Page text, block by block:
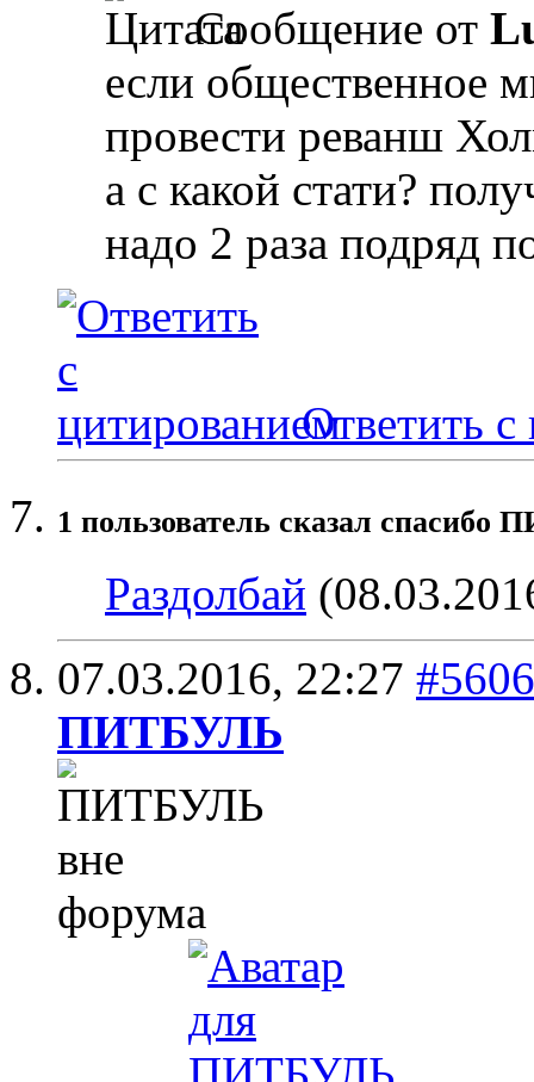
Сообщение от
если общественное
провести реванш
а с какой стати?
надо 2 раза подряд
Ответить с
1 пользователь сказал cпасибо
Раздолбай
07.03.2016, 22:27 #5606
ПИТБУЛЬ